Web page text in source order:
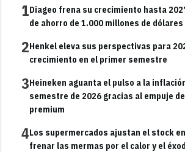
1Diageo frena su crecimiento hasta
de ahorro de 1.000 millones de dólares
2Henkel eleva sus perspectivas para
crecimiento en el primer semestre
3Heineken aguanta el pulso a la
semestre de 2026 gracias al empuje
premium
4Los supermercados ajustan el stock
frenar las mermas por el calor y el